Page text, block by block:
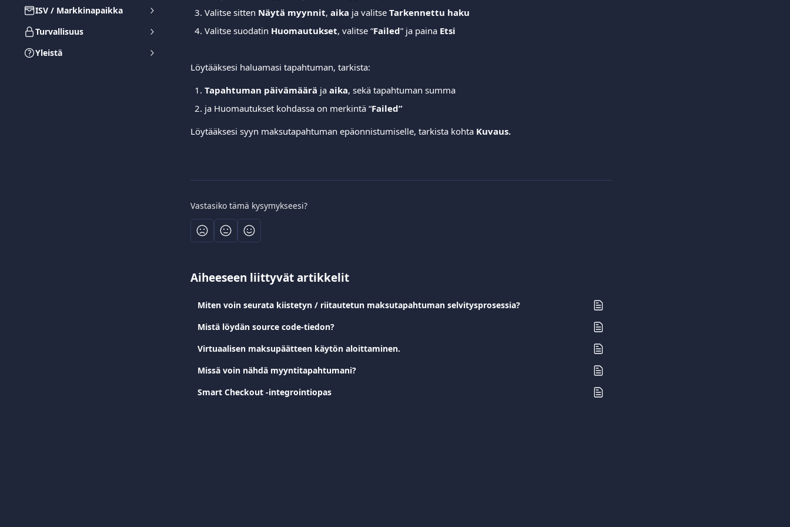
ISV / Markkinapaikka
Turvallisuus
Yleistä
Valitse sitten Näytä myynnit, aika ja valitse Tarkennettu haku
Valitse suodatin Huomautukset, valitse “Failed” ja paina Etsi
Löytääksesi haluamasi tapahtuman, tarkista:
Tapahtuman päivämäärä ja aika, sekä tapahtuman summa
ja Huomautukset kohdassa on merkintä “Failed”
Löytääksesi syyn maksutapahtuman epäonnistumiselle, tarkista kohta Kuvaus.
Vastasiko tämä kysymykseesi?
Aiheeseen liittyvät artikkelit
Miten voin seurata kiistetyn / riitautetun maksutapahtuman selvitysprosessia?
Mistä löydän source code-tiedon?
Virtuaalisen maksupäätteen käytön aloittaminen.
Missä voin nähdä myyntitapahtumani?
Smart Checkout -integrointiopas